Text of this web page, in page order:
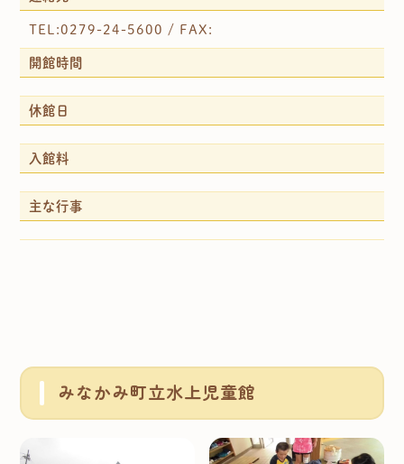
TEL:0279-24-5600 / FAX:
開館時間
休館日
入館料
主な行事
みなかみ町立水上児童館